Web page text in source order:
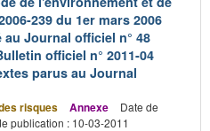
239 du 1er mars 2006
Journal officiel n° 48
officiel n° 2011-04
parus au Journal
risques Annexe
Date de
publication : 10-03-2011